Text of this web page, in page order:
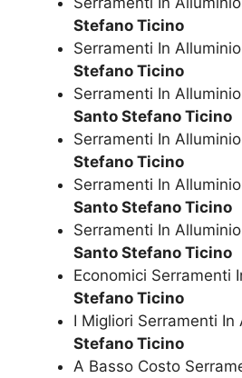
Stefano Ticino
Serramenti In
Stefano Ticino
Serramenti In
Santo Stefano Ticino
Serramenti In
Stefano Ticino
Serramenti In
Santo Stefano Ticino
Serramenti In
Santo Stefano Ticino
Economici Serramenti
Stefano Ticino
I Migliori Serramenti In
Stefano Ticino
A Basso Costo